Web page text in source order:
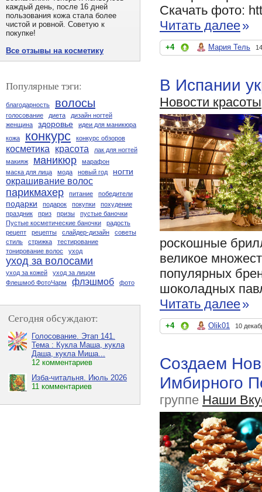
Скачать фото:
Читать далее»
+4 Мария Тель
В Испании
Новости красоты
роскошные
великое
популярных
шоколадных
Читать далее»
+4 Olik01 10
Создаем
Имбирного
группе Наши
каждый день, после 16 дней
пользования кожа стала более
чистой и ровной. Советую к
покупке!
Все отзывы на косметику
Популярные тэги:
благодарность волосы
голосование диета
дизайн ногтей
женщина
здоровье
идеи для маникюра
кожа
конкурс конкурс обзоров
косметика красота
лак для ногтей
макияж
маникюр
марафон
маска для лица
мода новый год ногти
окрашивание волос
парикмахер питание победители
подарки подарок покупки
похудение
праздник
приз призы
пустые баночки
Пустые косметические баночки
радость
рецепт
рецепты слайдер-дизайн
советы
стиль
стрижка
тестирование
тонирование волос
уход
уход за волосами
уход за кожей
уход за лицом
Флешмоб ФотоЧарм
флэшмоб фото
Сегодня обсуждают:
Голосование. Этап 141.
Тема : Кукла Маша, кукла
Даша, кукла Миша...
12 комментариев
Изба-читальня. Июль 2026
11 комментариев